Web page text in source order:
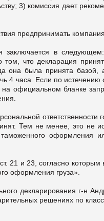
3) комиссия дает
предпринимать
заключается в
том, что декларация
она была принята
4 часа. Если по истечению
официальном бланке
ответственности
Тем не менее, это не
таможенного
21 и 23, согласно
оформления груза».
декларирования г-н
решениях по